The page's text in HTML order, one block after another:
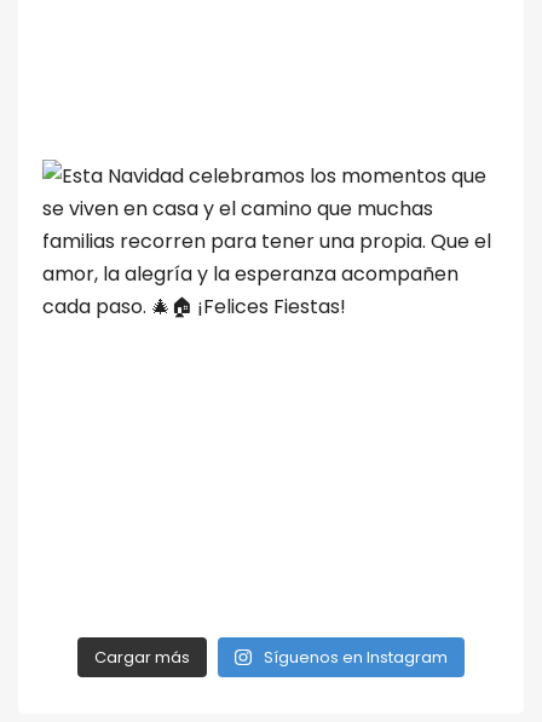
Cargar más Síguenos en Instagram